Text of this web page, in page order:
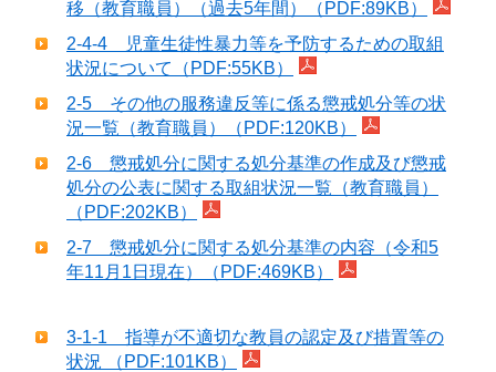
移（教育職員）（過去5年間）（PDF:89KB）
2-4-4 児童生徒性暴力等を予防するための取組
状況について（PDF:55KB）
2-5 その他の服務違反等に係る懲戒処分等の状
況一覧（教育職員）（PDF:120KB）
2-6 懲戒処分に関する処分基準の作成及び懲戒
処分の公表に関する取組状況一覧（教育職員）
（PDF:202KB）
2-7 懲戒処分に関する処分基準の内容（令和5
年11月1日現在）（PDF:469KB）
3-1-1 指導が不適切な教員の認定及び措置等の
状況 （PDF:101KB）